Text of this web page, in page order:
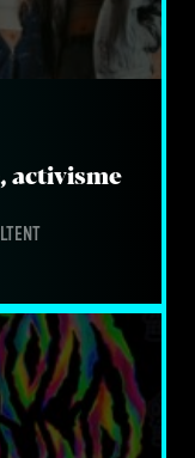
acti­vis­me